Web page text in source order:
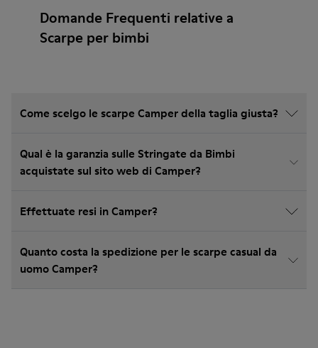
Domande Frequenti relative a
Scarpe per bimbi
Come scelgo le scarpe Camper della taglia giusta?
Qual è la garanzia sulle Stringate da Bimbi
acquistate sul sito web di Camper?
Effettuate resi in Camper?
Quanto costa la spedizione per le scarpe casual da
uomo Camper?